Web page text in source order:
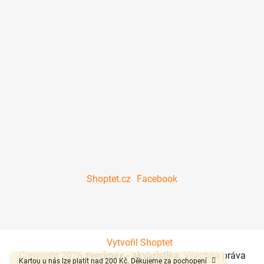
Kartou u nás lze platit nad 200 Kč. Děkujeme za pochopení
Shoptet.cz Facebook
Vytvořil Shoptet
Copyright 2026zverimex - akvaristika. Všechna práva